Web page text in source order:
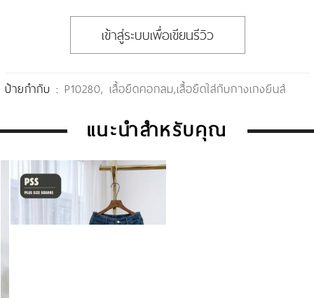
เข้าสู่ระบบเพื่อเขียนรีวิว
ป้ายกำกับ :P10280,เสื้อยืดคอกลม,เสื้อยืดใส่กับกางเกงยีนส์
แนะนำสำหรับคุณ